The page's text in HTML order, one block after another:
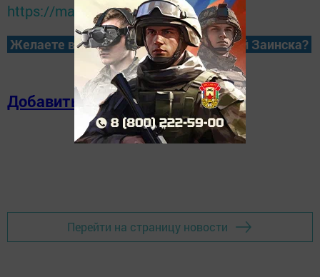
https://max.ru/tatmedia
Желаете всегда быть в курсе новостей Заинска?
Добавить в избранное
Перейти на страницу новости